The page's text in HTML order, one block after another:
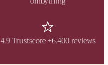
4.9 Trustscore +6.400 reviews